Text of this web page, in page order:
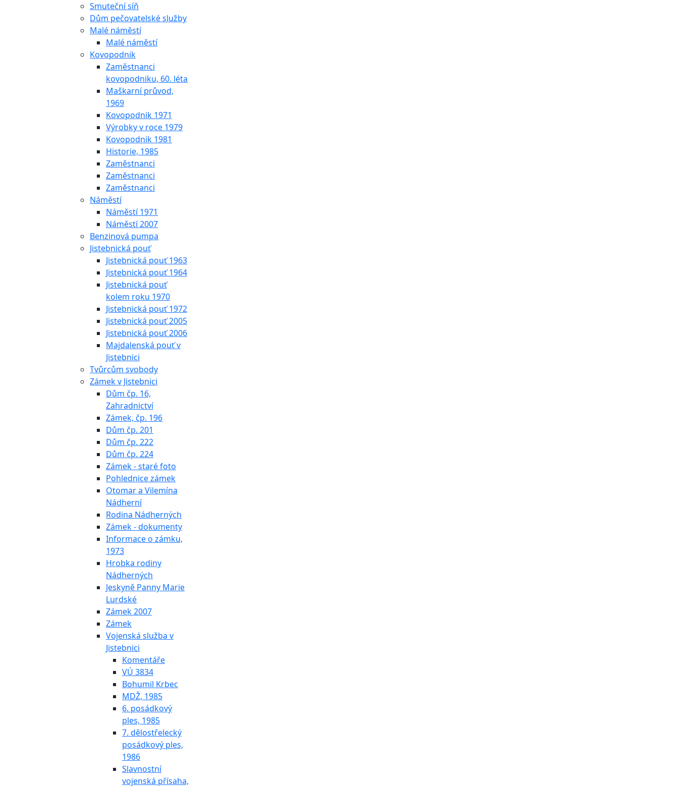
Smuteční síň
Dům pečovatelské služby
Malé náměstí
Malé náměstí
Kovopodnik
Zaměstnanci
kovopodniku, 60. léta
Maškarní průvod,
1969
Kovopodnik 1971
Výrobky v roce 1979
Kovopodnik 1981
Historie, 1985
Zaměstnanci
Zaměstnanci
Zaměstnanci
Náměstí
Náměstí 1971
Náměstí 2007
Benzinová pumpa
Jistebnická pouť
Jistebnická pouť 1963
Jistebnická pouť 1964
Jistebnická pouť
kolem roku 1970
Jistebnická pouť 1972
Jistebnická pouť 2005
Jistebnická pouť 2006
Majdalenská pouť v
Jistebnici
Tvůrcům svobody
Zámek v Jistebnici
Dům čp. 16,
Zahradnictví
Zámek, čp. 196
Dům čp. 201
Dům čp. 222
Dům čp. 224
Zámek - staré foto
Pohlednice zámek
Otomar a Vilemína
Nádherní
Rodina Nádherných
Zámek - dokumenty
Informace o zámku,
1973
Hrobka rodiny
Nádherných
Jeskyně Panny Marie
Lurdské
Zámek 2007
Zámek
Vojenská služba v
Jistebnici
Komentáře
VÚ 3834
Bohumil Krbec
MDŽ, 1985
6. posádkový
ples, 1985
7. dělostřelecký
posádkový ples,
1986
Slavnostní
vojenská přísaha,